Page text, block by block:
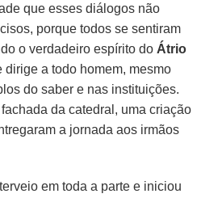
que esses diálogos não
porque todos se sentiram
o verdadeiro espírito do Átrio
dirige a todo homem, mesmo
do saber e nas instituições.
da catedral, uma criação
a jornada aos irmãos
em toda a parte e iniciou